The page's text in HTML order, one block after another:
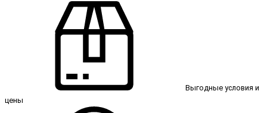
Выгодные условия и
цены